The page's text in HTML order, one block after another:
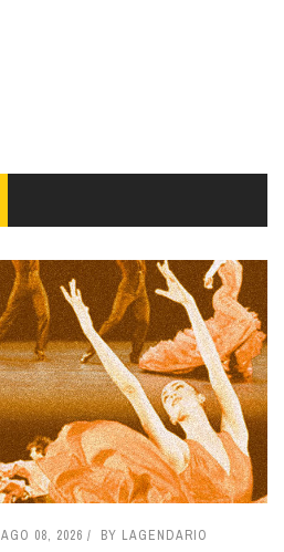
AGO 08, 2026 BY LAGENDARIO